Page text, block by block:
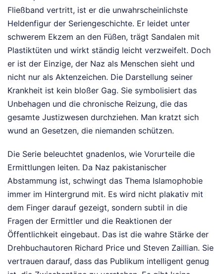
Fließband vertritt, ist er die unwahrscheinlichste
Heldenfigur der Seriengeschichte. Er leidet unter
schwerem Ekzem an den Füßen, trägt Sandalen mit
Plastiktüten und wirkt ständig leicht verzweifelt. Doch
er ist der Einzige, der Naz als Menschen sieht und
nicht nur als Aktenzeichen. Die Darstellung seiner
Krankheit ist kein bloßer Gag. Sie symbolisiert das
Unbehagen und die chronische Reizung, die das
gesamte Justizwesen durchziehen. Man kratzt sich
wund an Gesetzen, die niemanden schützen.
Die Serie beleuchtet gnadenlos, wie Vorurteile die
Ermittlungen leiten. Da Naz pakistanischer
Abstammung ist, schwingt das Thema Islamophobie
immer im Hintergrund mit. Es wird nicht plakativ mit
dem Finger darauf gezeigt, sondern subtil in die
Fragen der Ermittler und die Reaktionen der
Öffentlichkeit eingebaut. Das ist die wahre Stärke der
Drehbuchautoren Richard Price und Steven Zaillian. Sie
vertrauen darauf, dass das Publikum intelligent genug